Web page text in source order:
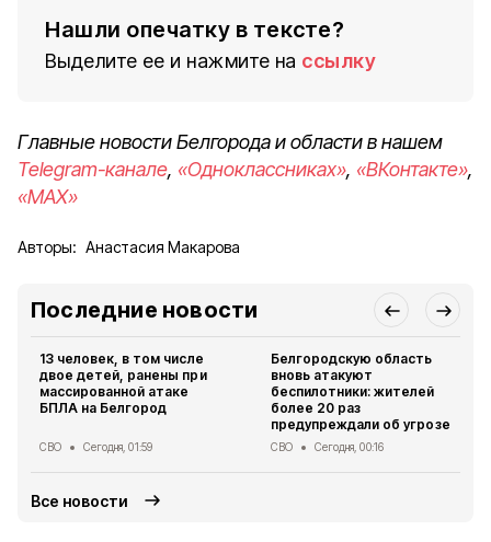
Нашли опечатку в тексте?
Выделите ее и нажмите на ссылку
Главные новости Белгорода и области в нашем
Telegram-канале, «Одноклассниках», «ВКонтакте»,
«MAX»
Авторы: Анастасия Макарова
Последние новости
13 человек, в том числе
двое детей, ранены при
массированной атаке
БПЛА на Белгород
СВО Сегодня, 01:59
Белгородскую область
вновь атакуют
беспилотники: жителей
более 20 раз
предупреждали об угрозе
СВО Сегодня, 00:16
Все новости